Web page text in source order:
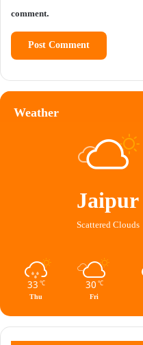
comment.
Weather
Jaipur
Scattered Clouds
33 ℃
Thu
30 ℃
Fri